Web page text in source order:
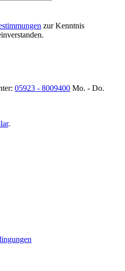
zur Kenntnis
05923 - 8009400 Mo. - Do.
.